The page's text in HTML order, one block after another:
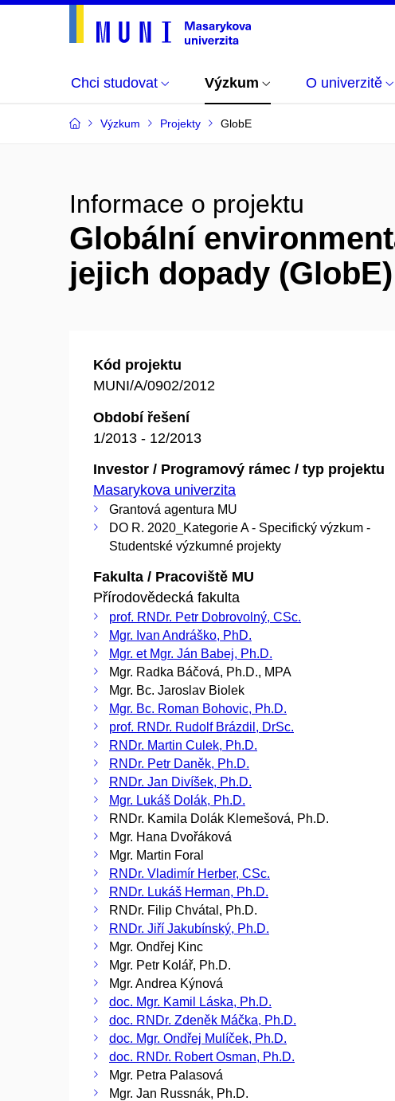
Chci studovat Výzkum O univerzitě
Výzkum Projekty GlobE
Informace o projektu
Globální
jejich dopady (GlobE)
Kód projektu
MUNI/A/0902/2012
Období řešení
1/2013 - 12/2013
Investor / Programový rámec / typ projektu
Masarykova univerzita
Grantová agentura MU
DO R. 2020_Kategorie A - Specifický výzkum -
Studentské výzkumné projekty
Fakulta / Pracoviště MU
Přírodovědecká fakulta
prof. RNDr. Petr Dobrovolný, CSc.
Mgr. Ivan Andráško, PhD.
Mgr. et Mgr. Ján Babej, Ph.D.
Mgr. Radka Báčová, Ph.D., MPA
Mgr. Bc. Jaroslav Biolek
Mgr. Bc. Roman Bohovic, Ph.D.
prof. RNDr. Rudolf Brázdil, DrSc.
RNDr. Martin Culek, Ph.D.
RNDr. Petr Daněk, Ph.D.
RNDr. Jan Divíšek, Ph.D.
Mgr. Lukáš Dolák, Ph.D.
RNDr. Kamila Dolák Klemešová, Ph.D.
Mgr. Hana Dvořáková
Mgr. Martin Foral
RNDr. Vladimír Herber, CSc.
RNDr. Lukáš Herman, Ph.D.
RNDr. Filip Chvátal, Ph.D.
RNDr. Jiří Jakubínský, Ph.D.
Mgr. Ondřej Kinc
Mgr. Petr Kolář, Ph.D.
Mgr. Andrea Kýnová
doc. Mgr. Kamil Láska, Ph.D.
doc. RNDr. Zdeněk Máčka, Ph.D.
doc. Mgr. Ondřej Mulíček, Ph.D.
doc. RNDr. Robert Osman, Ph.D.
Mgr. Petra Palasová
Mgr. Jan Russnák, Ph.D.